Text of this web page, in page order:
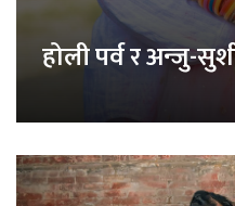
होली पर्व र अन्जु-